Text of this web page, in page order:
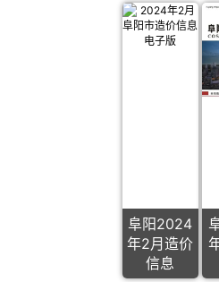
阜阳2024
年2月造价
信息